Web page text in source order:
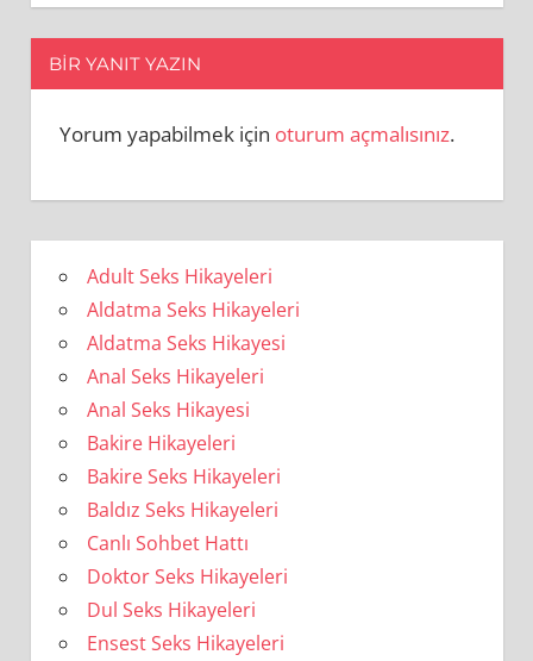
BIR YANIT YAZIN
Yorum yapabilmek için oturum açmalısınız.
Adult Seks Hikayeleri
Aldatma Seks Hikayeleri
Aldatma Seks Hikayesi
Anal Seks Hikayeleri
Anal Seks Hikayesi
Bakire Hikayeleri
Bakire Seks Hikayeleri
Baldız Seks Hikayeleri
Canlı Sohbet Hattı
Doktor Seks Hikayeleri
Dul Seks Hikayeleri
Ensest Seks Hikayeleri